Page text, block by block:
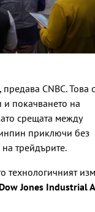
CNBC. Това
и покачването на
срещата между
приключи без
трейдърите.
технологичният
Dow Jones Industrial